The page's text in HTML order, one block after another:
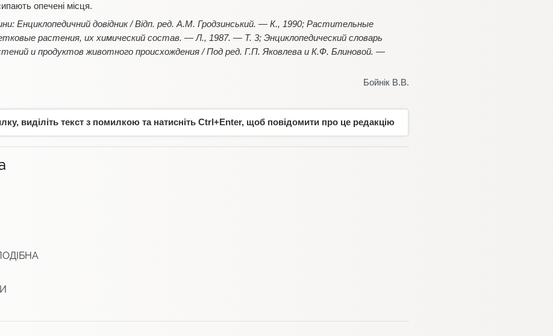
опечені місця.
Енциклопедичний довідник / Відп. ред. А.М. Гродзинський. — К., 1990; Растительные
растения, их химический состав. — Л., 1987. — Т. 3; Энциклопедический словарь
и продуктов животного происхождения / Под ред. Г.П. Яковлева и К.Ф. Блиновой. —
Бойнік В.В.
виділіть текст з помилкою та натисніть Ctrl+Enter, щоб повідомити про це редакцію